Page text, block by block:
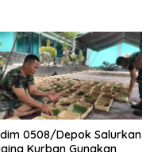
0508/Depok Salurkan
Kurban Gunakan